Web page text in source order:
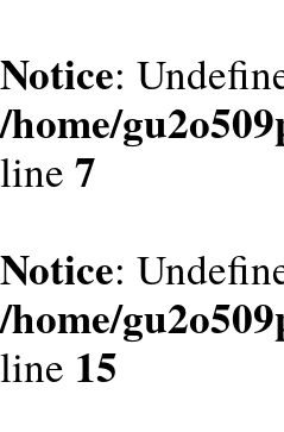
Notice:
/home/
line 7
Notice:
/home/
line 15